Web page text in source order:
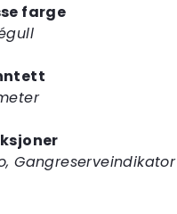
farge
Gangreserveindikator